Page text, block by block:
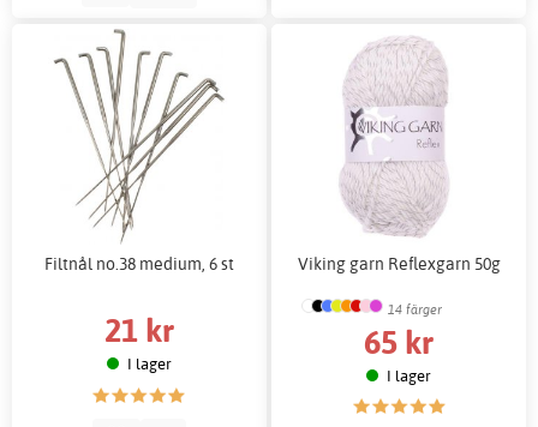
Filtnål no.38 medium, 6 st
21 kr
I lager
Viking garn Reflexgarn 50g
14 färger
65 kr
I lager